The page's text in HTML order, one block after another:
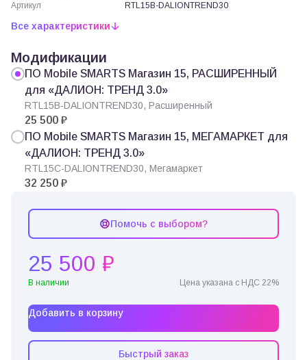
Артикул
RTL15B-DALIONTREND30
Все характеристики
Модификации
ПО Mobile SMARTS Магазин 15, РАСШИРЕННЫЙ
для «ДАЛИОН: ТРЕНД 3.0»
RTL15B-DALIONTREND30, Расширенный
25 500 ₽
ПО Mobile SMARTS Магазин 15, МЕГАМАРКЕТ для
«ДАЛИОН: ТРЕНД 3.0»
RTL15C-DALIONTREND30, Мегамаркет
32 250 ₽
Помочь с выбором?
25 500 ₽
В наличии Цена указана с НДС 22%
Добавить в корзину
Быстрый заказ